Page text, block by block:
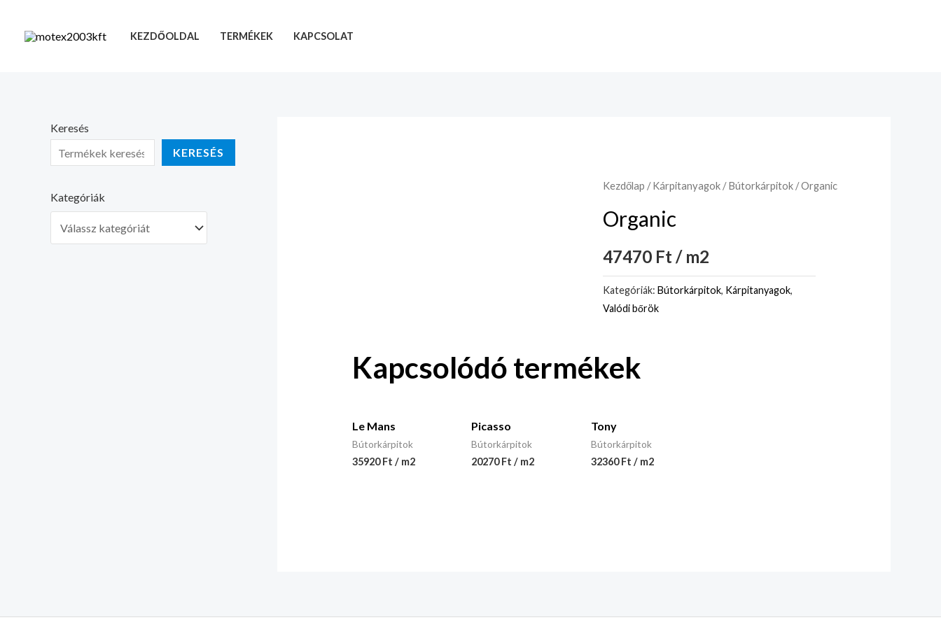
KEZDŐOLDAL TERMÉKEK KAPCSOLAT
Keresés
KERESÉS
Kategóriák
Kezdőlap /Kárpitanyagok/Bútorkárpitok/ Organic
Organic
47470 Ft / m2
Kategóriák: Bútorkárpitok, Kárpitanyagok,
Valódi bőrök
Kapcsolódó termékek
Le Mans
Bútorkárpitok
35920 Ft / m2
Picasso
Bútorkárpitok
20270 Ft / m2
Tony
Bútorkárpitok
32360 Ft / m2